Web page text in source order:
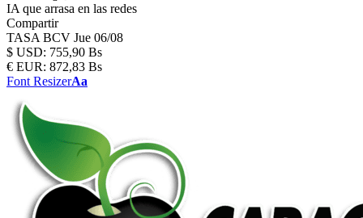
IA que arrasa en las redes
Compartir
TASA BCV Jue 06/08
$ USD: 755,90 Bs
€ EUR: 872,83 Bs
Font ResizerAa